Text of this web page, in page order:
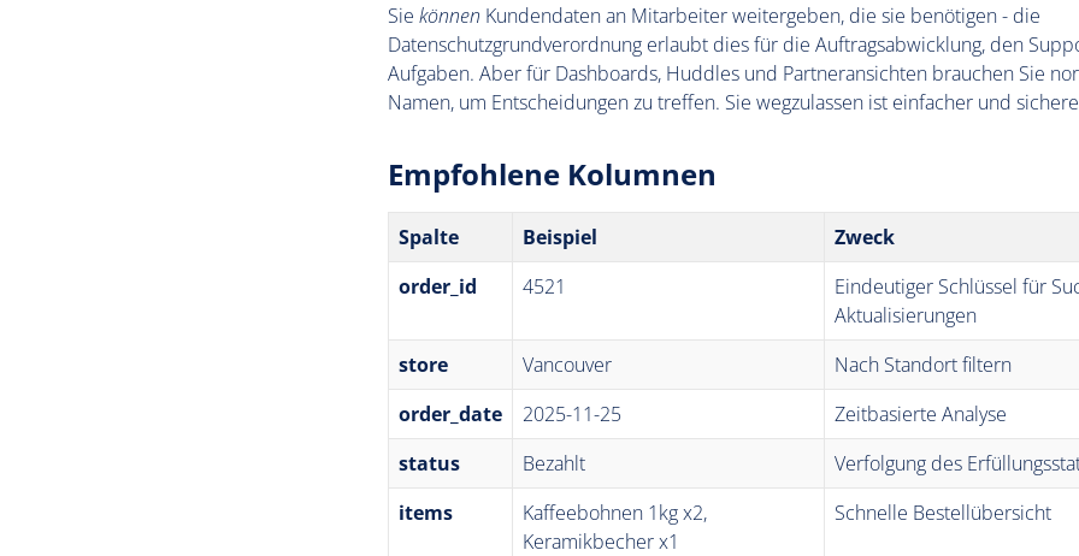
Sie können Kundendaten an Mitarbeiter weitergeben, die sie benötigen - die
Datenschutzgrundverordnung erlaubt dies für die Auftragsabwicklung, den
Aufgaben. Aber für Dashboards, Huddles und Partneransichten brauchen Sie
Namen, um Entscheidungen zu treffen. Sie wegzulassen ist einfacher und
Empfohlene Kolumnen
Spalte Beispiel
Zweck
order_id
4521
Eindeutiger Schlüssel für
Aktualisierungen
store
Vancouver
Nach Standort filtern
order_date
2025-11-25
Zeitbasierte Analyse
status
Bezahlt
Verfolgung des
items
Kaffeebohnen 1kg x2,
Keramikbecher x1
Schnelle Bestellübersicht